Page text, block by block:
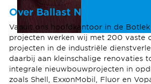
Over Ballast Nedam
Vanuit ons hoofdkantoor in de
projecten werken wij met 200 vaste
projecten in de industriële
daarbij aan kleinschalige renovaties
integrale nieuwbouwprojecten in
zoals Shell, ExxonMobil, Fluor en